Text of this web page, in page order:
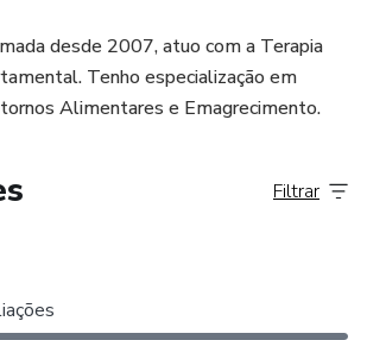
desde 2007, atuo com a Terapia
Tenho especialização em
Alimentares e Emagrecimento.
Filtrar